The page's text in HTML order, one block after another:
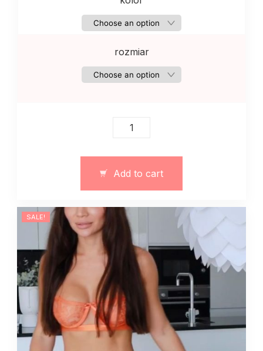
rozmiar
Damski
wiosenny
quantity
Add to cart
SALE!